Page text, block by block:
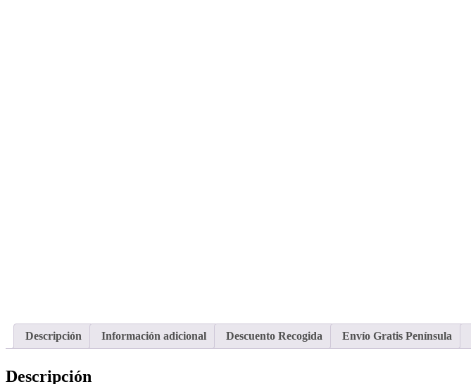
Descripción Información adicional Descuento Recogida Envío Gratis Península
Descripción